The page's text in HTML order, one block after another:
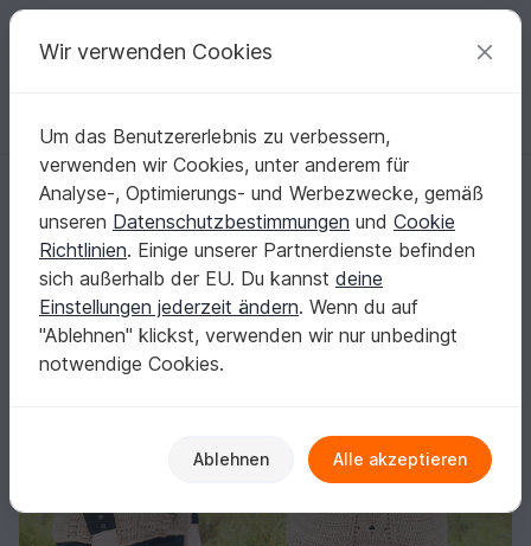
Deine kreativen Ideen
Deutsch | € (EUR) einloggen Kostenlos registrieren
Startseite Häkeln Damen Jacken & Westen
Weste mit Kapuze und Zopfmuster, Gr. 36-46
Weste mit Kapuze und Zopfmuster, Gr. 36-46
Wir verwenden Cookies
Um das Benutzererlebnis zu verbessern,
verwenden wir Cookies, unter anderem für
Analyse-, Optimierungs- und Werbezwecke, gemäß
unseren Datenschutzbestimmungen und Cookie
Richtlinien. Einige unserer Partnerdienste befinden
sich außerhalb der EU. Du kannst deine
Einstellungen jederzeit ändern. Wenn du auf
"Ablehnen" klickst, verwenden wir nur unbedingt
notwendige Cookies.
Ablehnen Alle akzeptieren